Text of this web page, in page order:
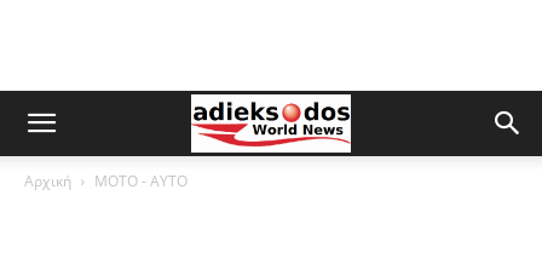
Αρχική ΜOTO - AYTO